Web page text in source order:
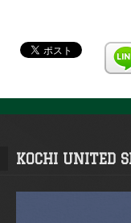
KOCHI UNITED